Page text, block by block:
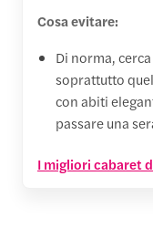
Cosa evitare:
Di norma,
soprattutto
con abiti
passare una
I migliori cabaret